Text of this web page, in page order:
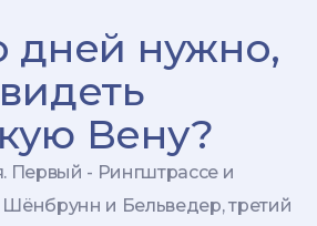
дней нужно,
Вену?
Первый - Рингштрассе и
и Бельведер, третий